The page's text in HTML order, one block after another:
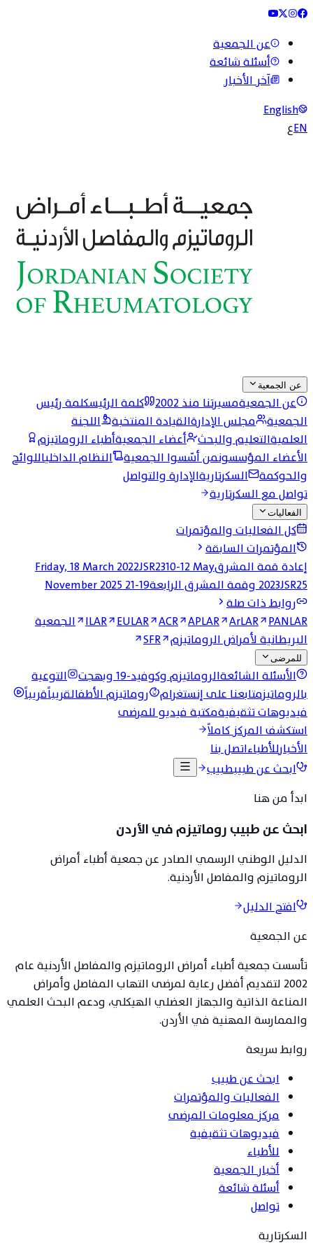
عن الجمعية
أسئلة شائعة
آخر الأخبار
English
ENع
عن الجمعية
عن الجمعيةمسيرتنا منذ 2002 كلمة الرئيسكلمة رئيس
الجمعية
مجلس الإدارةالقيادة المنتخبة
اللجنة
العلميةالتعليم والبحث أعضاء الجمعيةأطباء الروماتيزم
الأعضاء المؤسسونمن أسّسوا الجمعية النظام الداخلياللوائح
والحوكمة
السكرتاريةالإدارة والتواصل
تواصل مع السكرتارية
الفعاليات
كل الفعاليات والمؤتمرات
المؤتمرات السابقة
إعادة قمة المشرق
Friday, 18 March 2022JSR2310-12 May
2023JSR25 وقمة المشرق الرابعة
19-21 November 2025
روابط ذات صلة
ILAR EULAR ACR APLAR ArLAR PANLAR
الجمعية
البريطانية لأمراض الروماتيزم SFR
للمرضى
الأسئلة الشائعةالروماتيزم وكوفيد-19 وبهجت
التوعية
بالروماتيزمتابعنا على إنستغرام روماتيزم الأطفالقريباًقريباً
فيديوهات تثقيفيةمكتبة فيديو للمرضى
استكشف المركز كاملاً
الأخبارللأطباءاتصل بنا
ابحث عن طبيبطبيب
ابدأ من هنا
ابحث عن طبيب روماتيزم في الأردن
الدليل الوطني الرسمي الصادر عن جمعية أطباء أمراض
الروماتيزم والمفاصل الأردنية.
افتح الدليل
عن الجمعية
تأسست جمعية أطباء أمراض الروماتيزم والمفاصل الأردنية عام
2002 لتقديم أفضل رعاية لمرضى التهاب المفاصل وأمراض
المناعة الذاتية والجهاز العضلي الهيكلي، ودعم البحث العلمي
والممارسة المهنية في الأردن.
روابط سريعة
ابحث عن طبيب
الفعاليات والمؤتمرات
مركز معلومات المرضى
فيديوهات تثقيفية
للأطباء
أخبار الجمعية
أسئلة شائعة
تواصل
السكرتارية